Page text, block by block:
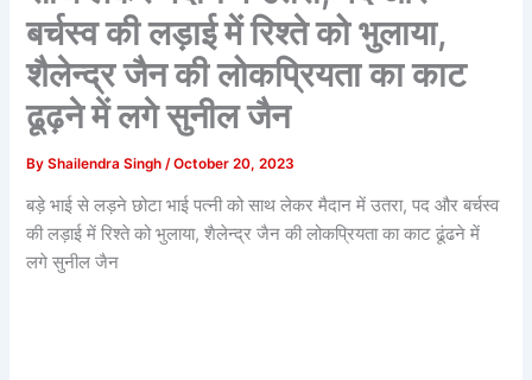
बर्चस्व की लड़ाई में रिश्ते को भुलाया,
शैलेन्द्र जैन की लोकप्रियता का काट
ढूढ़ने में लगे सुनील जैन
ByShailendra Singh /October 20, 2023
बड़े भाई से लड़ने छोटा भाई पत्नी को साथ लेकर मैदान में उतरा, पद और बर्चस्व
की लड़ाई में रिश्ते को भुलाया, शैलेन्द्र जैन की लोकप्रियता का काट ढूंढने में
लगे सुनील जैन